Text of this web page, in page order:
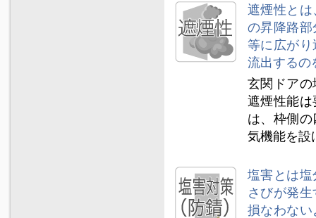
遮煙性と
の昇降路
等に広が
流出するの
玄関ドア
遮煙性能
は、枠側
気機能を設
塩害とは
さびが発
損なわな